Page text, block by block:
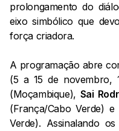
prolongamento do
eixo simbólico que
força criadora.
A programação abre
(5 a 15 de novembro,
(Moçambique), Sai
(França/Cabo Verde) e
Verde). Assinalando os